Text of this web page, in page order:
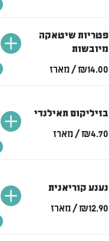
פטריות שיטאקה
מיובשות
₪14.00/ מארז
בזיליקום תאילנדי
₪4.70/ מארז
נענע קוריאנית
₪12.90/ מארז